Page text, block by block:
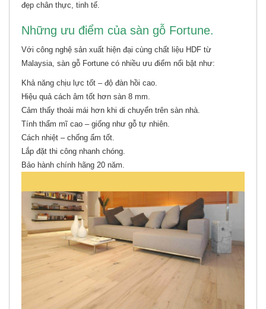
đẹp chân thực, tinh tế.
Những ưu điểm của sàn gỗ Fortune.
Với công nghệ sản xuất hiện đại cùng chất liệu HDF từ
Malaysia, sàn gỗ Fortune có nhiều ưu điểm nổi bật như:
Khả năng chịu lực tốt – độ đàn hồi cao.
Hiệu quả cách âm tốt hơn sàn 8 mm.
Cảm thấy thoải mái hơn khi di chuyển trên sàn nhà.
Tính thẩm mĩ cao – giống như gỗ tự nhiên.
Cách nhiệt – chống ẩm tốt.
Lắp đặt thi công nhanh chóng.
Bảo hành chính hãng 20 năm.